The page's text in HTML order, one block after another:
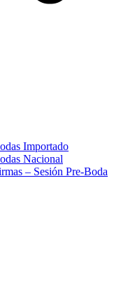
Importado
Nacional
– Sesión Pre-Boda